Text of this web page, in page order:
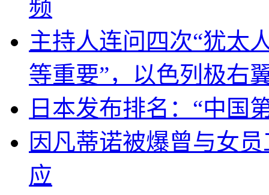
频
主持人连问四次“犹太
等重要”，以色列极右
日本发布排名：“中国
因凡蒂诺被爆曾与女
应